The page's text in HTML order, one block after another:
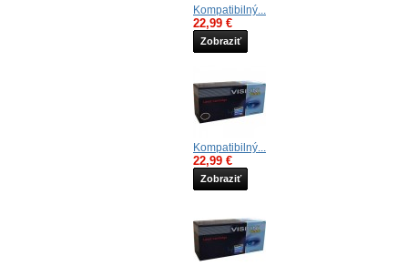
Kompatibilný...
22,99 €
Zobraziť
Kompatibilný...
22,99 €
Zobraziť